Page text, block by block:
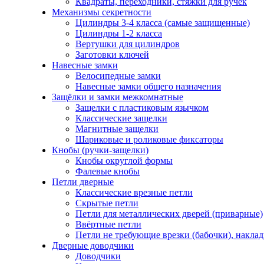
Механизмы секретности
Цилиндры 3-4 класса (самые защищенные)
Цилиндры 1-2 класса
Вертушки для цилиндров
Заготовки ключей
Навесные замки
Велосипедные замки
Навесные замки общего назначения
Защёлки и замки межкомнатные
Защелки с пластиковым язычком
Классические защелки
Магнитные защелки
Шариковые и роликовые фиксаторы
Кнобы (ручки-защелки)
Кнобы округлой формы
Фалевые кнобы
Петли дверные
Классические врезные петли
Скрытые петли
Петли для металлических дверей (приварные)
Ввёртные петли
Петли не требующие врезки (бабочки),
Дверные доводчики
Доводчики